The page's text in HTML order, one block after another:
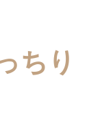
ちり